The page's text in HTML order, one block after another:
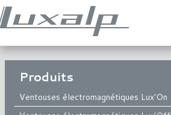
Produits
Ventouses électromagnétiques Lux'On